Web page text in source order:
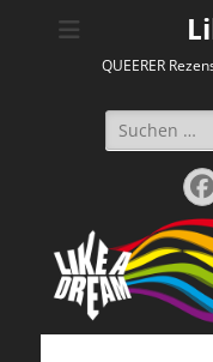
QUEERER
Suchen
nach: